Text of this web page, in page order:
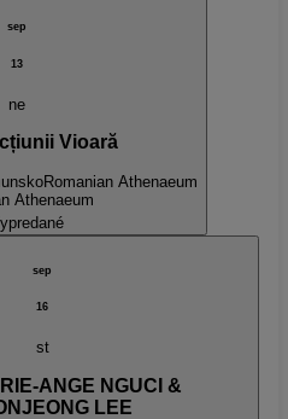
sep
13
ne
Vioară
Romanian Athenaeum
Athenaeum
sep
16
st
ANGE NGUCI &
LEE